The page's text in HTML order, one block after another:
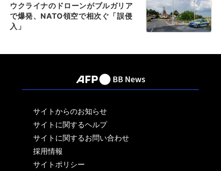
ウクライナのドローンがブルガリア
で爆発、NATO領空で相次ぐ「誤侵
入」
サイトからのお知らせ
サイトに関するヘルプ
サイトに関するお問い合わせ
採用情報
サイトポリシー